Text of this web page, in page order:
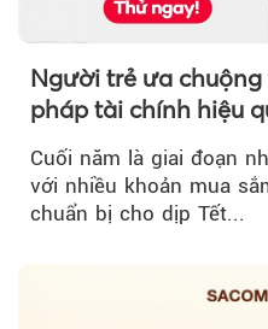
Người trẻ ưa
pháp tài chính hiệu
Cuối năm là giai đoạn
với nhiều khoản mua
chuẩn bị cho dịp Tết...